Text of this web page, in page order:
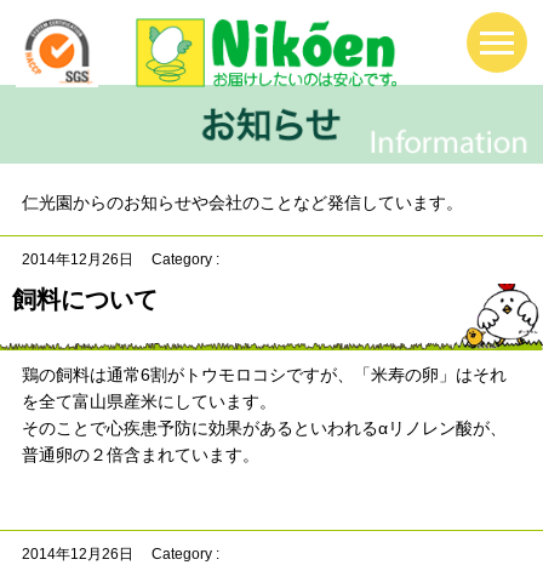
仁光園からのお知らせや会社のことなど発信しています。
2014年12月26日 Category :
飼料について
鶏の飼料は通常6割がトウモロコシですが、「米寿の卵」はそれ
を全て富山県産米にしています。
そのことで心疾患予防に効果があるといわれるαリノレン酸が、
普通卵の２倍含まれています。
2014年12月26日 Category :